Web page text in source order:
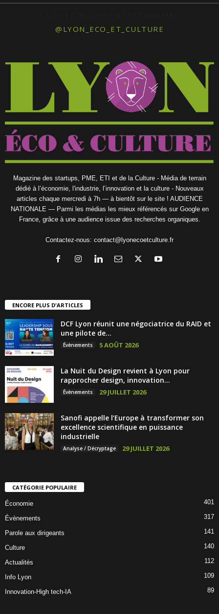
@LYON_ECO_ET_CULTURE
Magazine des startups, PME, ETI et de la Culture - Média de terrain
dédié à l’économie, l'industrie, l’innovation et la culture - Nouveaux
articles chaque mercredi à 7h — à bientôt sur le site ! AUDIENCE
NATIONALE — Parmi les médias les mieux référencés sur Google en
France, grâce à une audience issue des recherches organiques.
Contactez-nous: contact@lyonecoetculture.fr
ENCORE PLUS D'ARTICLES
DCF Lyon réunit une négociatrice du RAID et
une pilote de...
Évènements 5 AOÛT 2026
La Nuit du Design revient à Lyon pour
rapprocher design, innovation...
Évènements 29 JUILLET 2026
Sanofi appelle l’Europe à transformer son
excellence scientifique en puissance
industrielle
Analyse / Décryptage 29 JUILLET 2026
CATÉGORIE POPULAIRE
Économie 401
Évènements 317
Parole aux dirigeants 141
Culture 140
Actualités 112
Info Lyon 109
Innovation-High tech-IA 89